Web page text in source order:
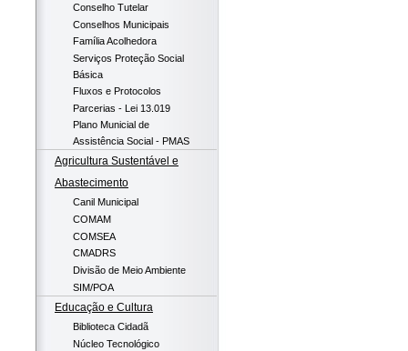
Conselho Tutelar
Conselhos Municipais
Família Acolhedora
Serviços Proteção Social
Básica
Fluxos e Protocolos
Parcerias - Lei 13.019
Plano Municial de
Assistência Social - PMAS
Agricultura Sustentável e
Abastecimento
Canil Municipal
COMAM
COMSEA
CMADRS
Divisão de Meio Ambiente
SIM/POA
Educação e Cultura
Biblioteca Cidadã
Núcleo Tecnológico